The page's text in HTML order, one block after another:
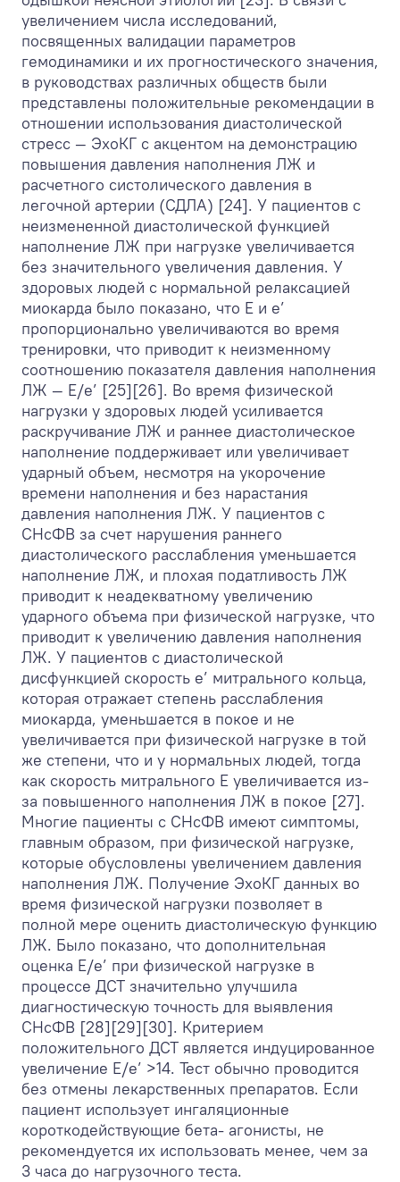
увеличением числа исследований,
посвященных валидации параметров
гемодинамики и их прогностического значения,
в руководствах различных обществ были
представлены положительные рекомендации в
отношении использования диастолической
стресс — ЭхоКГ с акцентом на демонстрацию
повышения давления наполнения ЛЖ и
расчетного систолического давления в
легочной артерии (СДЛА) [24]. У пациентов с
неизмененной диастолической функцией
наполнение ЛЖ при нагрузке увеличивается
без значительного увеличения давления. У
здоровых людей с нормальной релаксацией
миокарда было показано, что E и e’
пропорционально увеличиваются во время
тренировки, что приводит к неизменному
соотношению показателя давления наполнения
ЛЖ — E/e’ [25][26]. Во время физической
нагрузки у здоровых людей усиливается
раскручивание ЛЖ и раннее диастолическое
наполнение поддерживает или увеличивает
ударный объем, несмотря на укорочение
времени наполнения и без нарастания
давления наполнения ЛЖ. У пациентов с
СНсФВ за счет нарушения раннего
диастолического расслабления уменьшается
наполнение ЛЖ, и плохая податливость ЛЖ
приводит к неадекватному увеличению
ударного объема при физической нагрузке, что
приводит к увеличению давления наполнения
ЛЖ. У пациентов с диастолической
дисфункцией скорость e’ митрального кольца,
которая отражает степень расслабления
миокарда, уменьшается в покое и не
увеличивается при физической нагрузке в той
же степени, что и у нормальных людей, тогда
как скорость митрального E увеличивается из-
за повышенного наполнения ЛЖ в покое [27].
Многие пациенты с СНсФВ имеют симптомы,
главным образом, при физической нагрузке,
которые обусловлены увеличением давления
наполнения ЛЖ. Получение ЭхоКГ данных во
время физической нагрузки позволяет в
полной мере оценить диастолическую функцию
ЛЖ. Было показано, что дополнительная
оценка Е/e’ при физической нагрузке в
процессе ДСТ значительно улучшила
диагностическую точность для выявления
СНсФВ [28][29][30]. Критерием
положительного ДСТ является индуцированное
увеличение Е/e’ >14. Тест обычно проводится
без отмены лекарственных препаратов. Если
пациент использует ингаляционные
короткодействующие бета- агонисты, не
рекомендуется их использовать менее, чем за
3 часа до нагрузочного теста.